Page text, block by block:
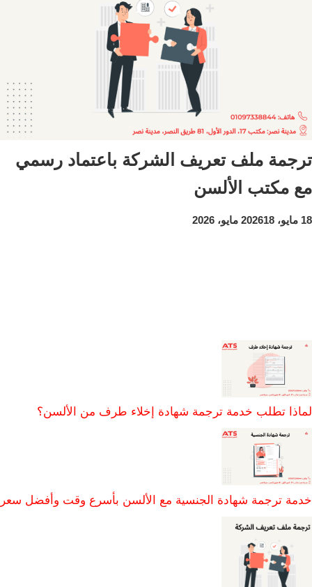
ترجمة ملف تعريف الشركة باعتماد رسمي
مع مكتب الألسن
18 مايو، 2026 18 مايو، 2026
لماذا تطلب خدمة ترجمة شهادة إخلاء طرف من الألسن؟
خدمة ترجمة شهادة الجنسية مع الألسن بأسرع وقت وأفضل سعر